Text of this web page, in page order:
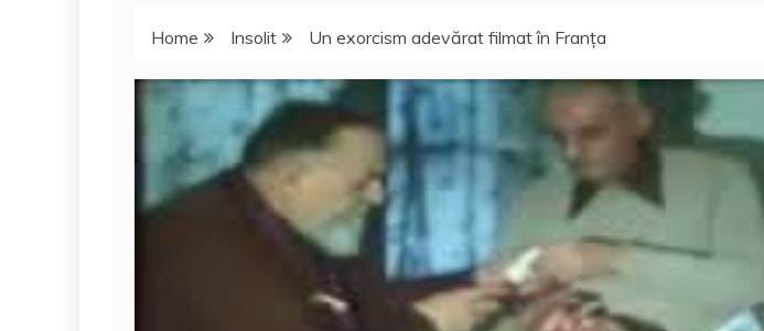
Home Insolit Un exorcism adevărat filmat în Franţa